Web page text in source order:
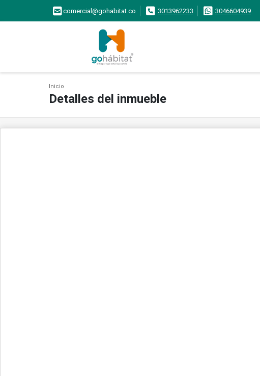
comercial@gohabitat.co 3013962233 3046604939
Inicio
Detalles del inmueble